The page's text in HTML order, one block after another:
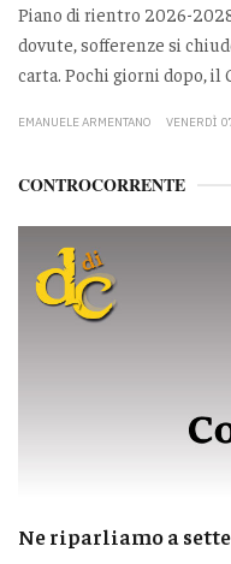
Piano di rientro 2026-
dovute, sofferenze si
carta. Pochi giorni dopo, il
EMANUELE ARMENTANO VENERDÌ
CONTROCORRENTE
Ne riparliamo a